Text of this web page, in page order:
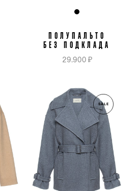
ПОЛУПАЛЬТО
БЕЗ ПОДКЛАДА
29.900 ₽
SALE